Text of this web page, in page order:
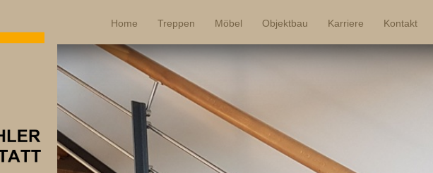
Home Treppen Möbel Objektbau Karriere Kontakt